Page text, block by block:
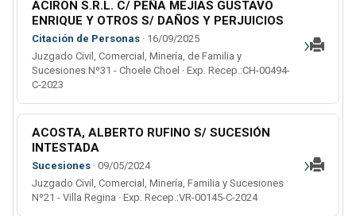
ACIRON S.R.L. C/ PEÑA MEJIAS GUSTAVO
ENRIQUE Y OTROS S/ DAÑOS Y PERJUICIOS
Citación de Personas · 16/09/2025
Juzgado Civil, Comercial, Minería, de Familia y
Sucesiones Nº31 - Choele Choel · Exp. Recep.:CH-00494-
C-2023
›
ACOSTA, ALBERTO RUFINO S/ SUCESIÓN
INTESTADA
Sucesiones · 09/05/2024
Juzgado Civil, Comercial, Minería, Familia y Sucesiones
Nº21 - Villa Regina · Exp. Recep.:VR-00145-C-2024
›